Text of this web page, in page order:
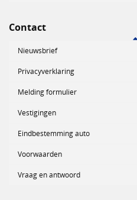
Contact
Nieuwsbrief
Privacyverklaring
Melding formulier
Vestigingen
Eindbestemming auto
Voorwaarden
Vraag en antwoord